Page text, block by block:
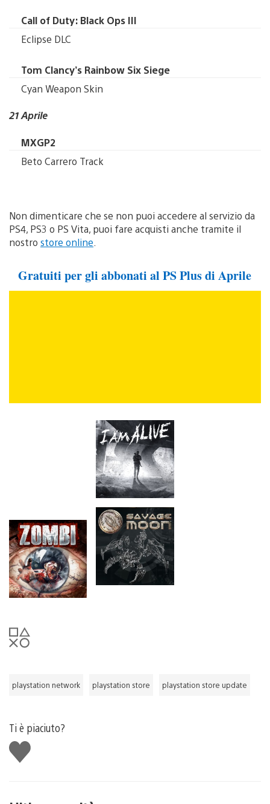
Call of Duty: Black Ops III
Eclipse DLC
Tom Clancy’s Rainbow Six Siege
Cyan Weapon Skin
21 Aprile
MXGP2
Beto Carrero Track
Non dimenticare che se non puoi accedere al servizio da
PS4, PS3 o PS Vita, puoi fare acquisti anche tramite il
nostro store online
Gratuiti per gli abbonati al PS Plus di Aprile
playstation network playstation store playstation store update
Ti è piaciuto?
Mi
piace